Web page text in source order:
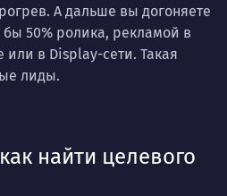
А дальше вы догоняете
бы 50% ролика, рекламой в
или в Display-сети. Такая
лиды.
найти целевого